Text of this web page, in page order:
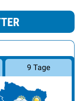
9 Tage